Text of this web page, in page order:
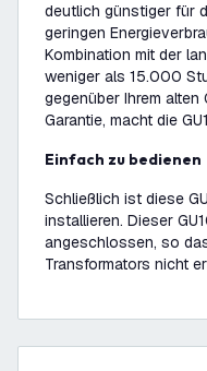
deutlich günstiger für
geringen
Kombination mit der
weniger als 15.000
gegenüber Ihrem
Garantie, macht die
Einfach zu bedienen
Schließlich ist diese
installieren. Dieser
angeschlossen, so
Transformators nicht